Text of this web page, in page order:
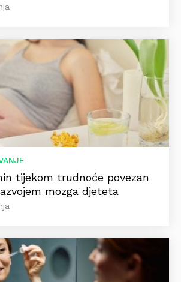
tijekom trudnoće povezan
mozga djeteta